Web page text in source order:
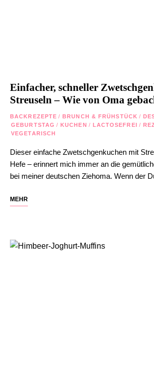
Einfacher, schneller
Streuseln – Wie von Oma
BACKREZEPTE / BRUNCH & FRÜHSTÜCK /
GEBURTSTAG / KUCHEN / LACTOSEFREI /
VEGETARISCH
Dieser einfache Zwetschgenkuchen mit
Hefe – erinnert mich immer an die
bei meiner deutschen Ziehoma. Wenn der
MEHR